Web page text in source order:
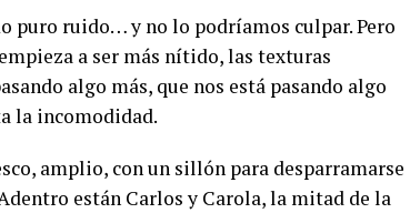
puro ruido… y no lo podríamos culpar. Pero
a ser más nítido, las texturas
algo más, que nos está pasando algo
la incomodidad.
amplio, con un sillón para desparramarse
están Carlos y Carola, la mitad de la